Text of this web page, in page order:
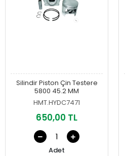
Silindir Piston Çin Testere
5800 45.2 MM
HMT.HYDC7471
650,00 TL
Adet